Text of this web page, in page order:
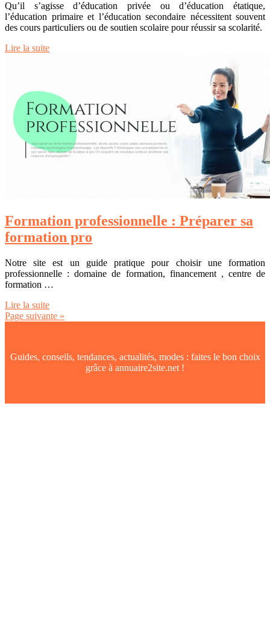
Qu’il s’agisse d’éducation privée ou d’éducation étatique,
l’éducation primaire et l’éducation secondaire nécessitent souvent
des cours particuliers ou de soutien scolaire pour réussir sa scolarité.
Lire la suite
Formation professionnelle : Préparer sa
formation pro
Notre site est un guide pratique pour choisir une formation
professionnelle : domaine de formation, financement , centre de
formation …
Lire la suite
Page suivante »
Guides, conseils, tendances, actualités, modes : faites le bon choix
grâce à annuaire2site.net !